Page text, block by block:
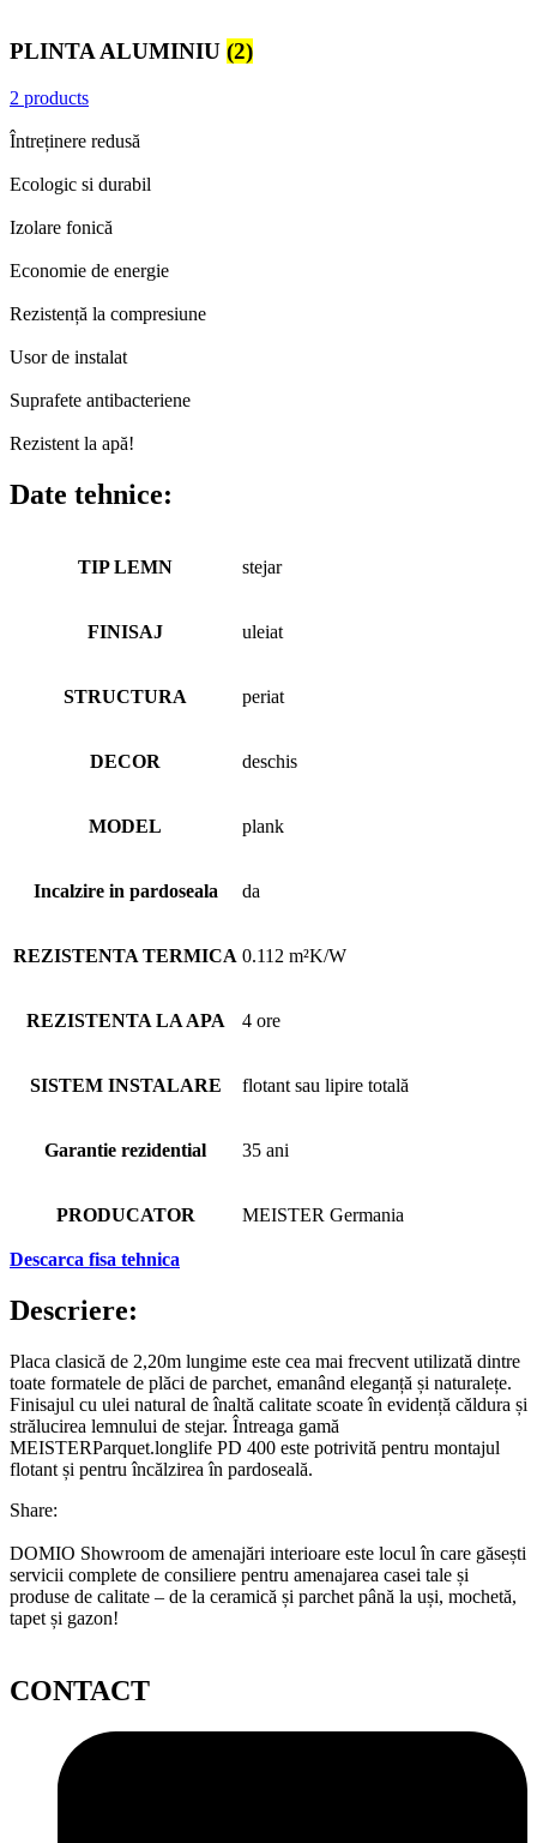
PLINTA ALUMINIU (2)
2 products
Întreținere redusă
Ecologic si durabil
Izolare fonică
Economie de energie
Rezistență la compresiune
Usor de instalat
Suprafete antibacteriene
Rezistent la apă!
Date tehnice:
TIP LEMN stejar
FINISAJ uleiat
STRUCTURA periat
DECOR deschis
MODEL plank
Incalzire in pardoseala da
REZISTENTA TERMICA 0.112 m²K/W
REZISTENTA LA APA 4 ore
SISTEM INSTALARE flotant sau lipire totală
Garantie rezidential 35 ani
PRODUCATOR MEISTER Germania
Descarca fisa tehnica
Descriere:
Placa clasică de 2,20m lungime este cea mai frecvent utilizată dintre
toate formatele de plăci de parchet, emanând eleganță și naturalețe.
Finisajul cu ulei natural de înaltă calitate scoate în evidență căldura și
strălucirea lemnului de stejar. Întreaga gamă
MEISTERParquet.longlife PD 400 este potrivită pentru montajul
flotant și pentru încălzirea în pardoseală.
Share:
DOMIO Showroom de amenajări interioare este locul în care găsești
servicii complete de consiliere pentru amenajarea casei tale și
produse de calitate – de la ceramică și parchet până la uși, mochetă,
tapet și gazon!
CONTACT